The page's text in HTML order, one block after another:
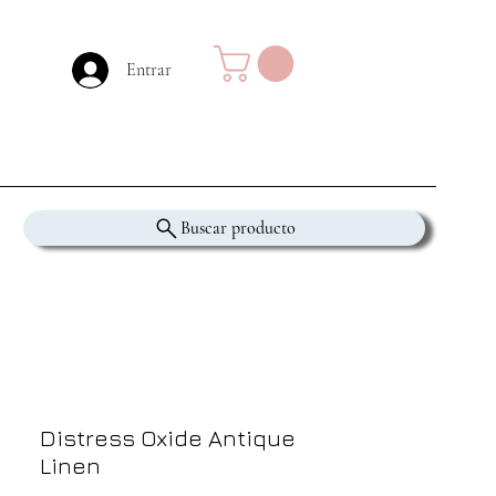
Entrar
Buscar producto
Distress Oxide Antique
Linen